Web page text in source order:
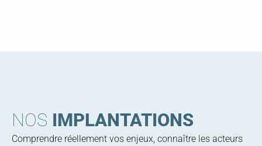
NOS IMPLANTATIONS
Comprendre réellement vos enjeux, connaître les acteurs